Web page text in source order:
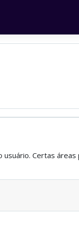
Certas